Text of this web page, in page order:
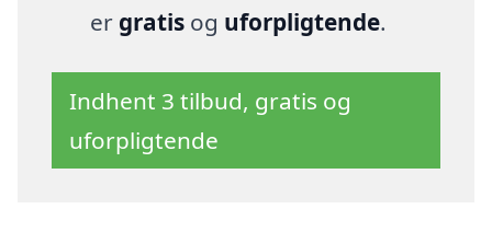
er gratisog uforpligtende.
Indhent 3 tilbud, gratis og
uforpligtende